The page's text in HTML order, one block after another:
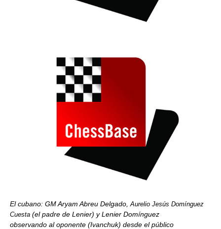
El cubano: GM Aryam Abreu Delgado, Aurelio Jesús Domínguez
Cuesta (el padre de Lenier) y Lenier Domínguez
observando al oponente (Ivanchuk) desde el público